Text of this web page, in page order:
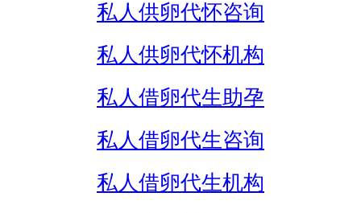
私人供卵代怀咨询
私人供卵代怀机构
私人借卵代生助孕
私人借卵代生咨询
私人借卵代生机构